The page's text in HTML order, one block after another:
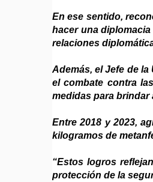
En ese sentido,
hacer una
relaciones
Además, el Jefe de
el combate contra
medidas para brindar
Entre 2018 y 2023,
kilogramos de
“Estos logros
protección de la